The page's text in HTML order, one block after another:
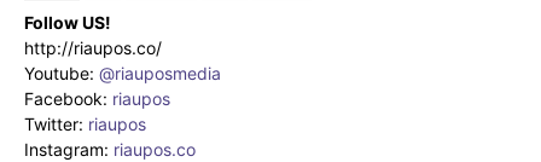
Follow US!
http://riaupos.co/
Youtube: @riauposmedia
Facebook: riaupos
Twitter: riaupos
Instagram: riaupos.co